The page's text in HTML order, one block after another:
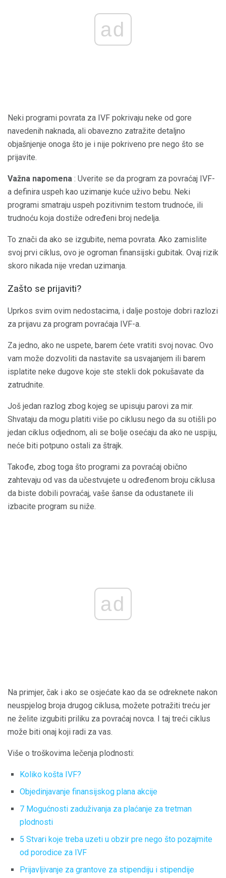
ad
Neki programi povrata za IVF pokrivaju neke od gore
navedenih naknada, ali obavezno zatražite detaljno
objašnjenje onoga što je i nije pokriveno pre nego što se
prijavite.
Važna napomena : Uverite se da program za povraćaj IVF-
a definira uspeh kao uzimanje kuće uživo bebu. Neki
programi smatraju uspeh pozitivnim testom trudnoće, ili
trudnoću koja dostiže određeni broj nedelja.
To znači da ako se izgubite, nema povrata. Ako zamislite
svoj prvi ciklus, ovo je ogroman finansijski gubitak. Ovaj rizik
skoro nikada nije vredan uzimanja.
Zašto se prijaviti?
Uprkos svim ovim nedostacima, i dalje postoje dobri razlozi
za prijavu za program povraćaja IVF-a.
Za jedno, ako ne uspete, barem ćete vratiti svoj novac. Ovo
vam može dozvoliti da nastavite sa usvajanjem ili barem
isplatite neke dugove koje ste stekli dok pokušavate da
zatrudnite.
Još jedan razlog zbog kojeg se upisuju parovi za mir.
Shvataju da mogu platiti više po ciklusu nego da su otišli po
jedan ciklus odjednom, ali se bolje osećaju da ako ne uspiju,
neće biti potpuno ostali za štrajk.
Takođe, zbog toga što programi za povraćaj obično
zahtevaju od vas da učestvujete u određenom broju ciklusa
da biste dobili povraćaj, vaše šanse da odustanete ili
izbacite program su niže.
ad
Na primjer, čak i ako se osjećate kao da se odreknete nakon
neuspjelog broja drugog ciklusa, možete potražiti treću jer
ne želite izgubiti priliku za povraćaj novca. I taj treći ciklus
može biti onaj koji radi za vas.
Više o troškovima lečenja plodnosti:
Koliko košta IVF?
Objedinjavanje finansijskog plana akcije
7 Mogućnosti zaduživanja za plaćanje za tretman
plodnosti
5 Stvari koje treba uzeti u obzir pre nego što pozajmite
od porodice za IVF
Prijavljivanje za grantove za stipendiju i stipendije